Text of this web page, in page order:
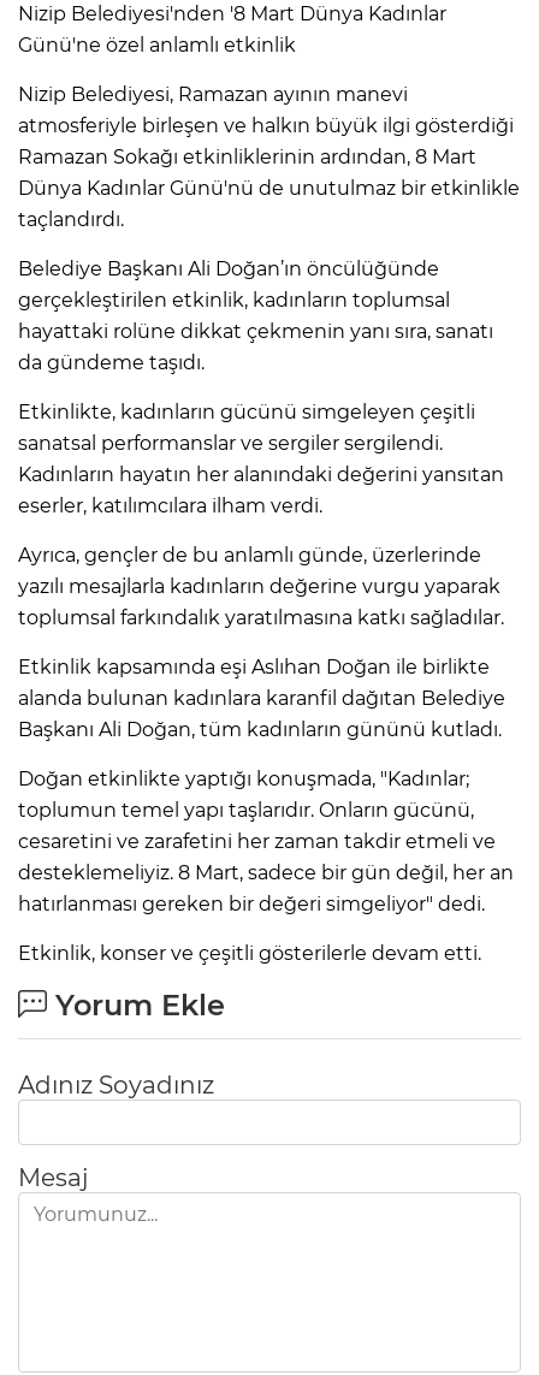
Nizip Belediyesi'nden '8 Mart Dünya Kadınlar
Günü'ne özel anlamlı etkinlik
Nizip Belediyesi, Ramazan ayının manevi
atmosferiyle birleşen ve halkın büyük ilgi gösterdiği
Ramazan Sokağı etkinliklerinin ardından, 8 Mart
Dünya Kadınlar Günü'nü de unutulmaz bir etkinlikle
taçlandırdı.
Belediye Başkanı Ali Doğan’ın öncülüğünde
gerçekleştirilen etkinlik, kadınların toplumsal
hayattaki rolüne dikkat çekmenin yanı sıra, sanatı
da gündeme taşıdı.
Etkinlikte, kadınların gücünü simgeleyen çeşitli
sanatsal performanslar ve sergiler sergilendi.
Kadınların hayatın her alanındaki değerini yansıtan
eserler, katılımcılara ilham verdi.
Ayrıca, gençler de bu anlamlı günde, üzerlerinde
yazılı mesajlarla kadınların değerine vurgu yaparak
toplumsal farkındalık yaratılmasına katkı sağladılar.
Etkinlik kapsamında eşi Aslıhan Doğan ile birlikte
alanda bulunan kadınlara karanfil dağıtan Belediye
Başkanı Ali Doğan, tüm kadınların gününü kutladı.
Doğan etkinlikte yaptığı konuşmada, "Kadınlar;
toplumun temel yapı taşlarıdır. Onların gücünü,
cesaretini ve zarafetini her zaman takdir etmeli ve
desteklemeliyiz. 8 Mart, sadece bir gün değil, her an
hatırlanması gereken bir değeri simgeliyor" dedi.
Etkinlik, konser ve çeşitli gösterilerle devam etti.
Yorum Ekle
Adınız Soyadınız
Mesaj